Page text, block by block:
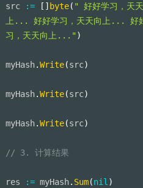
src := [ ] byte( " 好好学习，天
上... 好好学习，天天向上... 好
习，天天向上..." )
myHash.Write(src)
myHash.Write(src)
myHash.Write(src)
// 3. 计算结果
res := myHash. Sum(nil )